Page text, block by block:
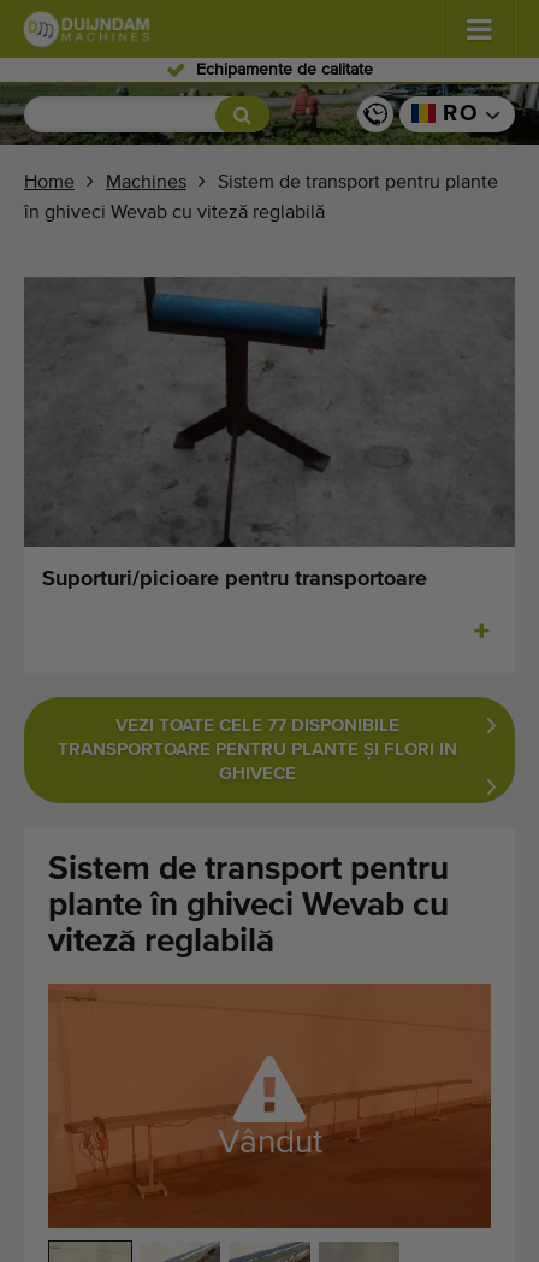
Personal expert
Flori şi plante
Producţie de seră zarzavaturi (350)
Pomicultură (336)
Benzi transportoare (441)
Ultimele mașini văzute
Machines
Marci
FAQ
Echipamente de calitate
Personal expert
Livrare în întreaga lume
RO
Home Machines
Sistem de transport pentru plante
în ghiveci Wevab cu viteză reglabilă
Suporturi/picioare pentru transportoare
VEZI TOATE CELE 77 DISPONIBILE
TRANSPORTOARE PENTRU PLANTE ȘI FLORI IN
GHIVECE
Sistem de transport pentru
plante în ghiveci Wevab cu
viteză reglabilă
Vândut